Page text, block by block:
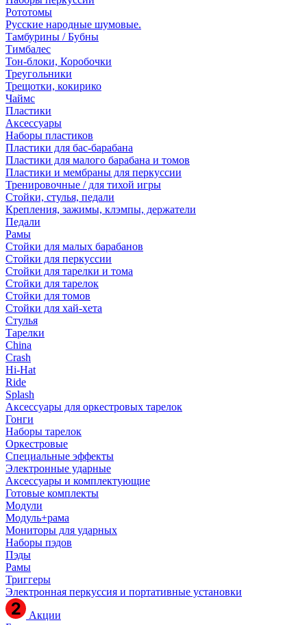
Рототомы
Русские народные шумовые.
Тамбурины / Бубны
Тимбалес
Тон-блоки, Коробочки
Треугольники
Трещотки, кокирико
Чаймс
Пластики
Аксессуары
Наборы пластиков
Пластики для бас-барабана
Пластики для малого барабана и томов
Пластики и мембраны для перкуссии
Тренировочные / для тихой игры
Стойки, стулья, педали
Крепления, зажимы, клэмпы, держатели
Педали
Рамы
Стойки для малых барабанов
Стойки для перкуссии
Стойки для тарелки и тома
Стойки для тарелок
Стойки для томов
Стойки для хай-хета
Стулья
Тарелки
China
Crash
Hi-Hat
Ride
Splash
Аксессуары для оркестровых тарелок
Гонги
Наборы тарелок
Оркестровые
Специальные эффекты
Электронные ударные
Аксессуары и комплектующие
Готовые комплекты
Модули
Модуль+рама
Мониторы для ударных
Наборы пэдов
Пэды
Рамы
Триггеры
Электронная перкуссия и портативные установки
Акции